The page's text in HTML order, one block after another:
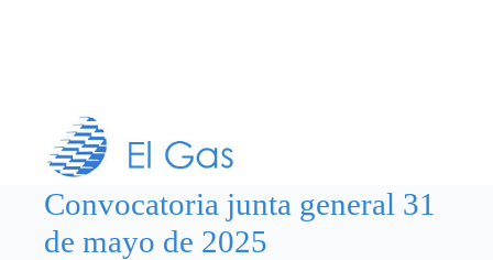
Convocatoria junta general 31
de mayo de 2025